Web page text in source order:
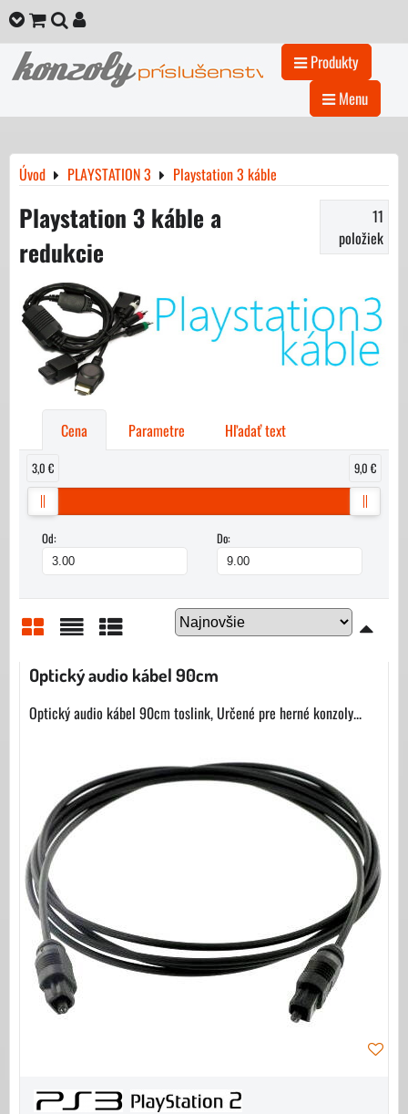
Produkty
Menu
Úvod PLAYSTATION 3 Playstation 3 káble
Playstation 3 káble a
redukcie
11
položiek
Cena Parametre Hľadať text
Od: Do:
3,0 € 9,0 €
MriežkaZoznamTabuľka
Optický audio kábel 90cm
Optický audio kábel 90cm toslink, Určené pre herné konzoly...